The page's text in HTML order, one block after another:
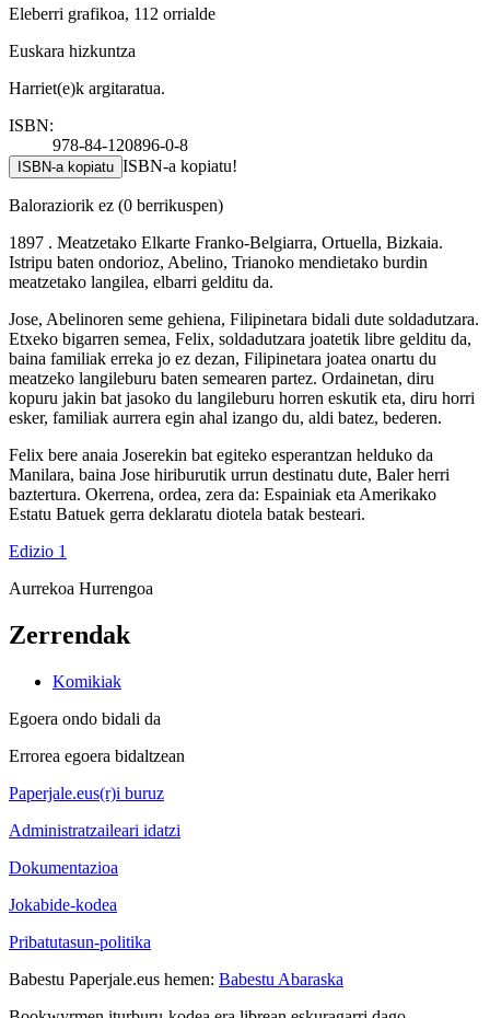
Eleberri grafikoa, 112 orrialde
Euskara hizkuntza
Harriet(e)k argitaratua.
ISBN:
978-84-120896-0-8
ISBN-a kopiatu ISBN-a kopiatu!
Baloraziorik ez (0 berrikuspen)
1897 . Meatzetako Elkarte Franko-Belgiarra, Ortuella, Bizkaia.
Istripu baten ondorioz, Abelino, Trianoko mendietako burdin
meatzetako langilea, elbarri gelditu da.
Jose, Abelinoren seme gehiena, Filipinetara bidali dute soldadutzara.
Etxeko bigarren semea, Felix, soldadutzara joatetik libre gelditu da,
baina familiak erreka jo ez dezan, Filipinetara joatea onartu du
meatzeko langileburu baten semearen partez. Ordainetan, diru
kopuru jakin bat jasoko du langileburu horren eskutik eta, diru horri
esker, familiak aurrera egin ahal izango du, aldi batez, bederen.
Felix bere anaia Joserekin bat egiteko esperantzan helduko da
Manilara, baina Jose hiriburutik urrun destinatu dute, Baler herri
baztertura. Okerrena, ordea, zera da: Espainiak eta Amerikako
Estatu Batuek gerra deklaratu diotela batak besteari.
Edizio 1
Aurrekoa Hurrengoa
Zerrendak
Komikiak
Egoera ondo bidali da
Errorea egoera bidaltzean
Paperjale.eus(r)i buruz
Administratzaileari idatzi
Dokumentazioa
Jokabide-kodea
Pribatutasun-politika
Babestu Paperjale.eus hemen: Babestu Abaraska